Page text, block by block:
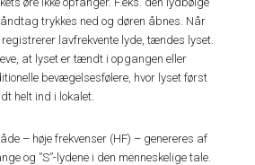
trykkes ned og døren åbnes. Når
lavfrekvente lyde, tændes lyset.
at lyset er tændt i opgangen eller
bevægelsesfølere, hvor lyset først
helt ind i lokalet.
– høje frekvenser (HF) – genereres af
og ”S”-lydene i den menneskelige tale.